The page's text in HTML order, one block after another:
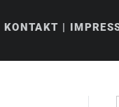
KONTAKT |